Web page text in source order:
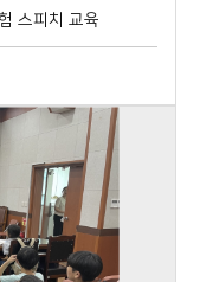
스피치 교육